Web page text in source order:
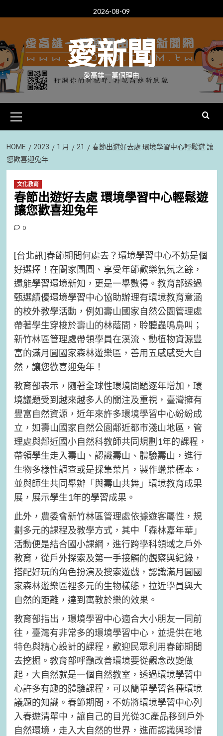
to
2026-08-09
愛新聞
愛高雄一萬個理由
Menu
HOME 2023 1 月 21
春節出遊好去處 環境學習中心輕鬆遊 讓
您歡喜迎兔年
文化教育
春節出遊好去處 環境學習中心輕鬆遊
讓您歡喜迎兔年
0
[台北訊]春節期間何處去？環境學習中心不妨是個
好選擇！在闔家團圓、享受年節歡樂氣氛之餘，
還能學習環境新知，更是一舉數得。教育部透過
甄選績優環境學習中心協助辦理有環境教育意涵
的校外教學活動，例如壽山國家自然公園管理處
帶著學生穿梭於壽山的林蔭間，聆聽蟲鳴鳥叫；
新竹林區管理處帶領學員在溪流、動植物資源豐
富的滿月圓國家森林遊樂區，善用五感感受大自
然，讓您歡喜迎兔年！
教育部表示，隨著全球性環境問題逐年增加，環
境議題受到越來越多人的關注及重視，臺灣擁有
豐富自然資源，近年來許多環境學習中心紛紛成
立，如壽山國家自然公園鄰近都市淺山地區，管
理處與鄰近國小自然科教師共同規劃1年的課程，
帶領學生走入壽山、認識壽山、體驗壽山，進行
生物多樣性調查或是採集葉片，製作蠟葉標本，
並與師生共同舉辦「與壽山共舞」環境教育成果
展，展示學生1年的學習成果。
此外，農委會新竹林區管理處依據遊客屬性，規
劃多元的課程及教學方式，其中「森林嘉年華」
活動便是結合國小課綱，進行跨學科領域之戶外
教育，從戶外探索及第一手接觸的觀察與紀錄，
搭配好玩的角色扮演及搜索遊戲，認識滿月圓國
家森林遊樂區裡多元的生物樣態，拉近學員與大
自然的距離，達到寓教於樂的效果。
教育部指出，環境學習中心適合大小朋友一同前
往，臺灣有非常多的環境學習中心，並提供在地
特色與精心設計的課程，歡迎民眾利用春節期間
去挖掘。教育部呼籲改善環境要從觀念改變做
起，大自然就是一個自然教室，透過環境學習中
心許多有趣的體驗課程，可以簡單學習各種環境
議題的知識。春節期間，不妨將環境學習中心列
入春遊清單中，讓自己的目光從3C產品移到戶外
自然環境，走入大自然的世界，進而認識與珍惜